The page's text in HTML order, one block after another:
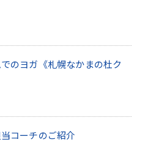
のヨガ《札幌なかまの杜ク
コーチのご紹介